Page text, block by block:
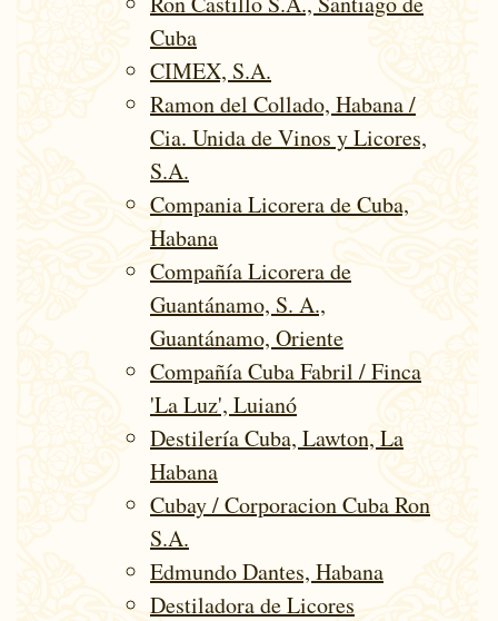
Cuba
CIMEX, S.A.
Ramon del Collado, Habana /
Cia. Unida de Vinos y Licores,
S.A.
Compania Licorera de Cuba,
Habana
Compañía Licorera de
Guantánamo, S. A.,
Guantánamo, Oriente
Compañía Cuba Fabril / Finca
'La Luz', Luianó
Destilería Cuba, Lawton, La
Habana
Cubay / Corporacion Cuba Ron
S.A.
Edmundo Dantes, Habana
Destiladora de Licores